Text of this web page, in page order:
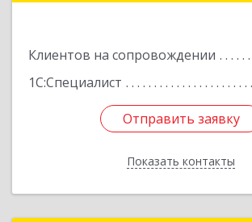
Клиентов на сопровождении
1С:Специалист
Отправить заявку
Показать контакты
Отправить заявку
Назад